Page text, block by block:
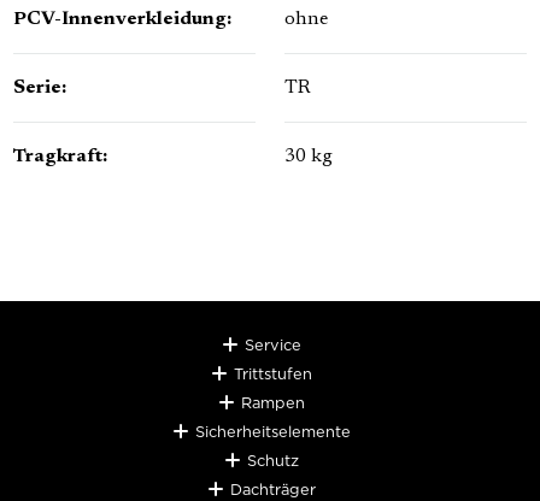
PCV-Innenverkleidung: ohne
Serie: TR
Tragkraft: 30 kg
Service
Trittstufen
Rampen
Sicherheitselemente
Schutz
Dachträger